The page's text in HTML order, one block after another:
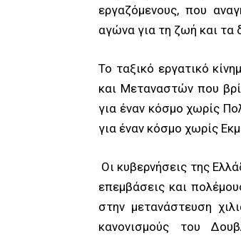
εργαζόμενους, που
αγώνα για τη ζωή και τα
Το ταξικό εργατικό
και Μεταναστών που
για έναν κόσμο χωρίς
για έναν κόσμο χωρίς
Οι κυβερνήσεις της
επεμβάσεις και
στην μετανάστευση
κανονισμούς του